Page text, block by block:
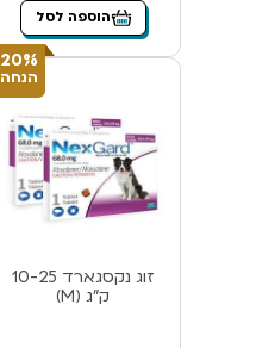
הוספה לסל
20%
הנחה
זוג נקסגארד 10-25
ק”ג (M)